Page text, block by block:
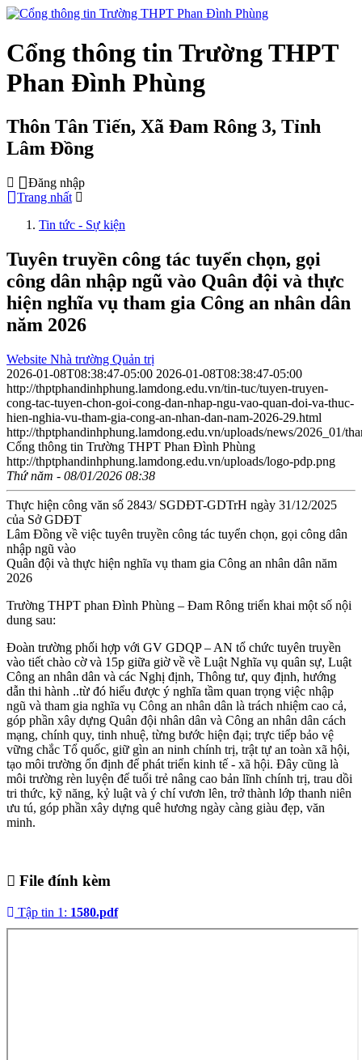
Cổng thông tin Trường THPT
Phan Đình Phùng
Thôn Tân Tiến, Xã Đam Rông 3, Tỉnh
Lâm Đồng
Đăng nhập
Trang nhất
Tin tức - Sự kiện
Tuyên truyền công tác tuyển chọn, gọi
công dân nhập ngũ vào Quân đội và thực
hiện nghĩa vụ tham gia Công an nhân dân
năm 2026
Website Nhà trường Quản trị
2026-01-08T08:38:47-05:00 2026-01-08T08:38:47-05:00
http://thptphandinhphung.lamdong.edu.vn/tin-tuc/tuyen-truyen-
cong-tac-tuyen-chon-goi-cong-dan-nhap-ngu-vao-quan-doi-va-thuc-
hien-nghia-vu-tham-gia-cong-an-nhan-dan-nam-2026-29.html
http://thptphandinhphung.lamdong.edu.vn/uploads/news/2026_01/
Cổng thông tin Trường THPT Phan Đình Phùng
http://thptphandinhphung.lamdong.edu.vn/uploads/logo-pdp.png
Thứ năm - 08/01/2026 08:38
Thực hiện công văn số 2843/ SGDĐT-GDTrH ngày 31/12/2025
của Sở GDĐT
Lâm Đồng về việc tuyên truyền công tác tuyển chọn, gọi công dân
nhập ngũ vào
Quân đội và thực hiện nghĩa vụ tham gia Công an nhân dân năm
2026
Trường THPT phan Đình Phùng – Đam Rông triển khai một số nội
dung sau:
Đoàn trường phối hợp với GV GDQP – AN tổ chức tuyên truyền
vào tiết chào cờ và 15p giữa giờ về về Luật Nghĩa vụ quân sự, Luật
Công an nhân dân và các Nghị định, Thông tư, quy định, hướng
dẫn thi hành ..từ đó hiểu được ý nghĩa tầm quan trọng việc nhập
ngũ và tham gia nghĩa vụ Công an nhân dân là trách nhiệm cao cả,
góp phần xây dựng Quân đội nhân dân và Công an nhân dân cách
mạng, chính quy, tinh nhuệ, từng bước hiện đại; trực tiếp bảo vệ
vững chắc Tổ quốc, giữ gìn an ninh chính trị, trật tự an toàn xã hội,
tạo môi trường ổn định để phát triển kinh tế - xã hội. Đây cũng là
môi trường rèn luyện để tuổi trẻ nâng cao bản lĩnh chính trị, trau dồi
tri thức, kỹ năng, kỷ luật và ý chí vươn lên, trở thành lớp thanh niên
ưu tú, góp phần xây dựng quê hương ngày càng giàu đẹp, văn
minh.
File đính kèm
Tập tin 1: 1580.pdf